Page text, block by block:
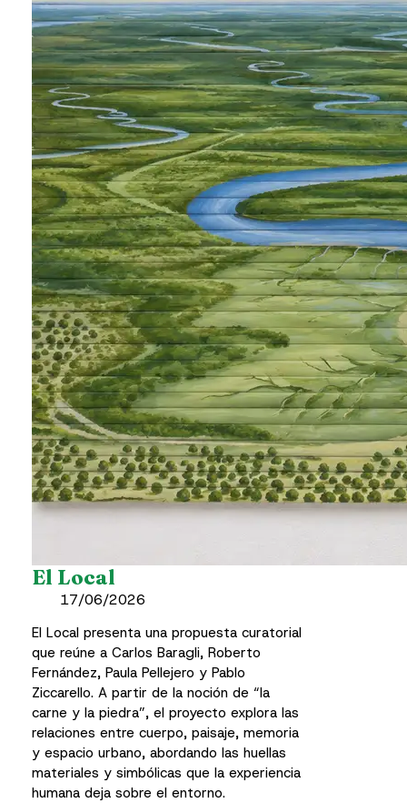
El Local
17/06/2026
El Local presenta una propuesta curatorial
que reúne a Carlos Baragli, Roberto
Fernández, Paula Pellejero y Pablo
Ziccarello. A partir de la noción de “la
carne y la piedra”, el proyecto explora las
relaciones entre cuerpo, paisaje, memoria
y espacio urbano, abordando las huellas
materiales y simbólicas que la experiencia
humana deja sobre el entorno.